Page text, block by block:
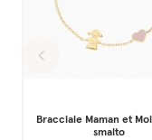
Bracciale Maman et
smalto